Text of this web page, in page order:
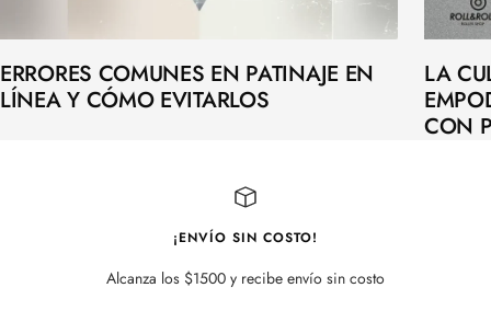
ERRORES COMUNES EN PATINAJE EN
LÍNEA Y CÓMO EVITARLOS
LA
CON
¡ENVÍO SIN COSTO!
Alcanza los $1500 y recibe envío sin costo